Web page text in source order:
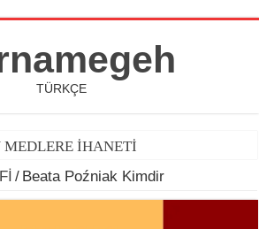
TÜRKÇE
MEDLERE İHANETİ
/ Beata Poźniak Kimdir